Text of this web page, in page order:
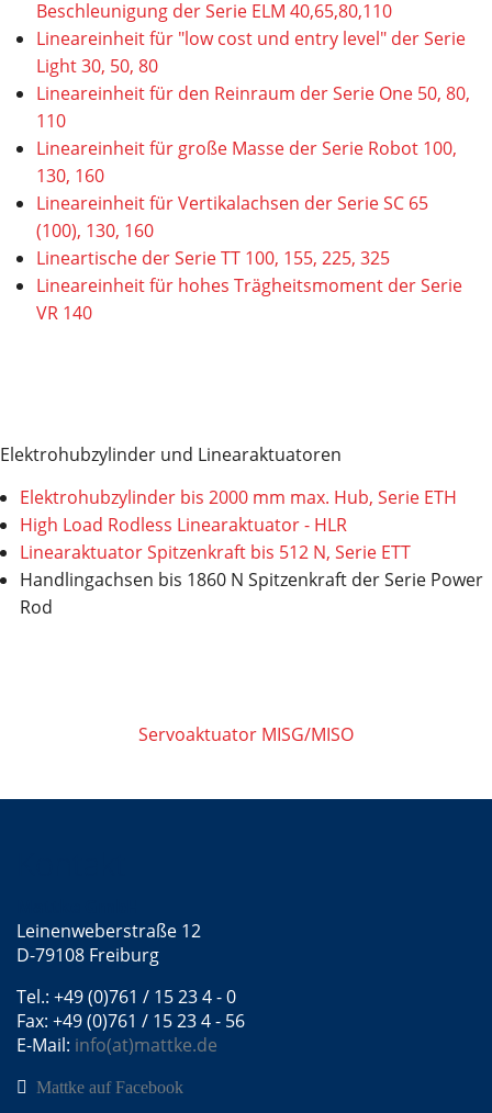
Beschleunigung der Serie ELM 40,65,80,110
Lineareinheit für "low cost und entry level" der Serie
Light 30, 50, 80
Lineareinheit für den Reinraum der Serie One 50, 80,
110
Lineareinheit für große Masse der Serie Robot 100,
130, 160
Lineareinheit für Vertikalachsen der Serie SC 65
(100), 130, 160
Lineartische der Serie TT 100, 155, 225, 325
Lineareinheit für hohes Trägheitsmoment der Serie
VR 140
Elektrohubzylinder und Linearaktuatoren
Elektrohubzylinder bis 2000 mm max. Hub, Serie ETH
High Load Rodless Linearaktuator - HLR
Linearaktuator Spitzenkraft bis 512 N, Serie ETT
Handlingachsen bis 1860 N Spitzenkraft der Serie Power
Rod
Servoaktuator MISG/MISO
Leinenweberstraße 12
D-79108 Freiburg
Tel.: +49 (0)761 / 15 23 4 - 0
Fax: +49 (0)761 / 15 23 4 - 56
E-Mail: info(at)mattke.de
Mattke auf Facebook